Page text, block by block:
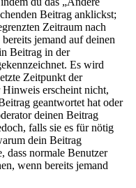
Beitrag anklickst;
Zeitraum nach
jemand auf deinen
Beitrag in der
Es wird
Zeitpunkt der
erscheint nicht,
geantwortet hat oder
deinen Beitrag
falls sie es für nötig
dein Beitrag
dass normale Benutzer
wenn bereits jemand